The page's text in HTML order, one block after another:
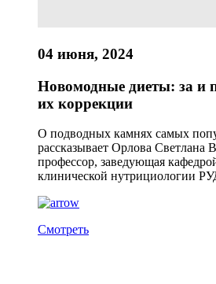
04 июня, 2024
Новомодные диеты: за и
их коррекции
О подводных камнях самых
рассказывает Орлова Светлана
профессор, заведующая
клинической нутрициологии
Смотреть